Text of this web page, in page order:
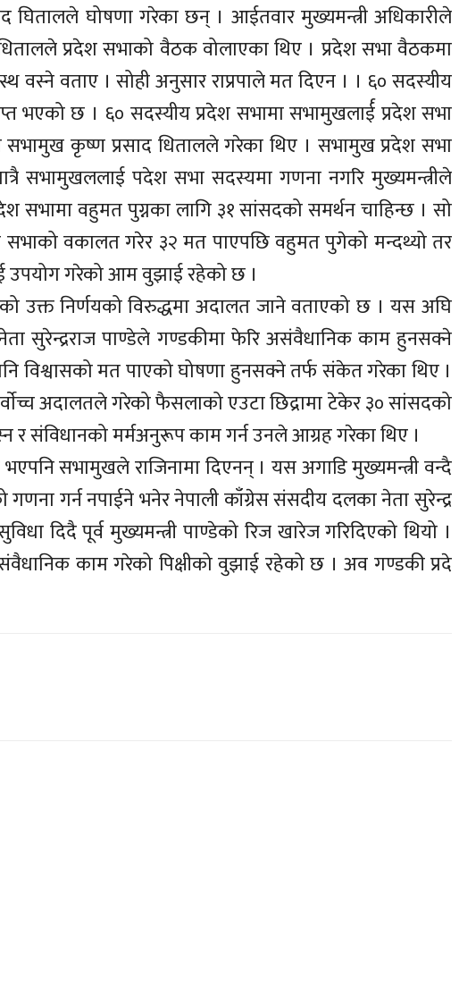
घितालले घोषणा गरेका छन् । आईतवार मुख्यमन्त्री अधिकारीले
प्रदेश सभाको वैठक वोलाएका थिए । प्रदेश सभा वैठकमा
वस्ने वताए । सोही अनुसार राप्रपाले मत दिएन । । ६० सदस्यीय
भएको छ । ६० सदस्यीय प्रदेश सभामा सभामुखलार्ई प्रदेश सभा
कृष्ण प्रसाद धितालले गरेका थिए । सभामुख प्रदेश सभा
सभामुखललाई पदेश सभा सदस्यमा गणना नगरि मुख्यमन्त्रीले
सभामा वहुमत पुग्नका लागि ३१ सांसदको समर्थन चाहिन्छ । सो
वकालत गरेर ३२ मत पाएपछि वहुमत पुगेको मन्दथ्यो तर
उपयोग गरेको आम वुझाई रहेको छ ।
उक्त निर्णयको विरुद्धमा अदालत जाने वताएको छ । यस अघि
सुरेन्द्रराज पाण्डेले गण्डकीमा फेरि असंवैधानिक काम हुनसक्ने
विश्वासको मत पाएको घोषणा हुनसक्ने तर्फ संकेत गरेका थिए ।
अदालतले गरेको फैसलाको एउटा छिद्रामा टेकेर ३० सांसदको
संविधानको मर्मअनुरूप काम गर्न उनले आग्रह गरेका थिए ।
सभामुखले राजिनामा दिएनन् । यस अगाडि मुख्यमन्त्री वन्दै
गर्न नपाईने भनेर नेपाली काँग्रेस संसदीय दलका नेता सुरेन्द्र
दिदै पूर्व मुख्यमन्त्री पाण्डेको रिज खारेज गरिदिएको थियो ।
काम गरेको पिक्षीको वुझाई रहेको छ । अव गण्डकी प्रदे